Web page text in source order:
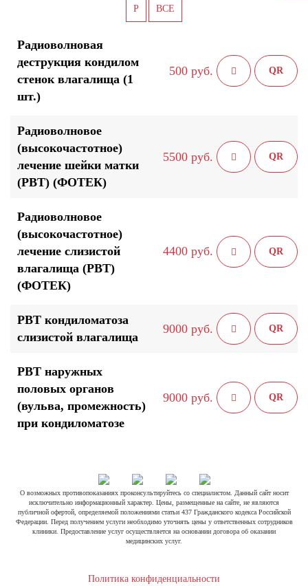
Р ВСЕ
Радиоволновая
деструкция кондилом
стенок влагалища (1
шт.)
500 руб. QR
Радиоволновое
(высокочастотное)
лечение шейки матки
(РВТ) (ФОТЕК)
5500 руб. QR
Радиоволновое
(высокочастотное)
лечение слизистой
влагалища (РВТ)
(ФОТЕК)
4400 руб. QR
РВТ кондиломатоза
слизистой влагалища
9000 руб. QR
РВТ наружных
половых органов
(вульва, промежность)
при кондиломатозе
9000 руб. QR
О возможных противопоказаниях проконсультируйтесь со специалистом. Данный сайт носит
исключительно информационный характер. Цены, размещенные на сайте, не являются
публичной офертой, определяемой положениями статьи 437 Гражданского кодекса Российской
Федерации. Перед получением услуги необходимо уточнять цены у ответственных сотрудников
клиники. Предоставление услуг осуществляется на основании договора об оказании
медицинских услуг.
Политика конфиденциальности